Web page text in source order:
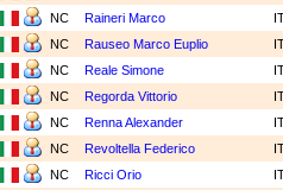
NC Raineri Marco
NC Rauseo Marco Euplio
NC Reale Simone
NC Regorda Vittorio
NC Renna Alexander
NC Revoltella Federico
NC Ricci Orio